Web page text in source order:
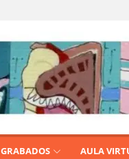
GRABADOS AULA